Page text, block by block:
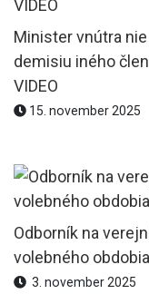
Minister vnútra
demisiu iného
VIDEO
15. november 2025
Odborník na
volebného
3. november 2025